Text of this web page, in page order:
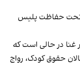
تحت حفاظت پلیس
در حالی است که
حقوق کودک، رواج